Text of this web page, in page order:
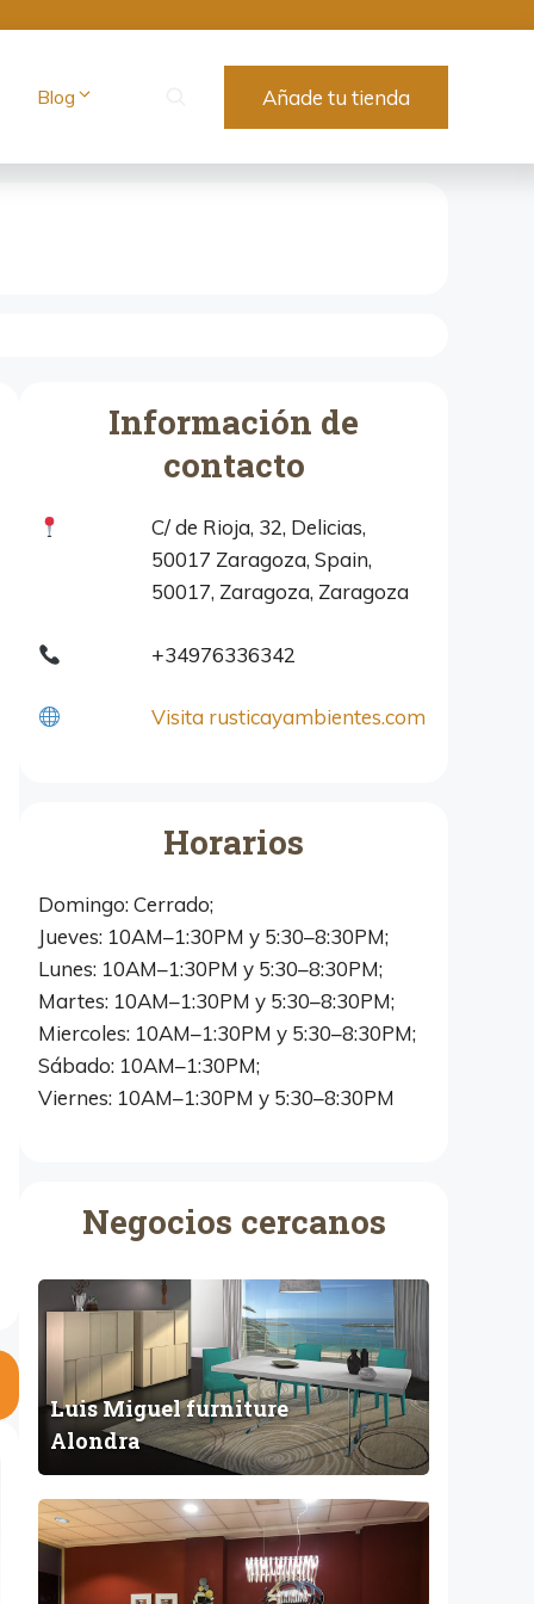
Blog Añade tu tienda
Información de
contacto
C/ de Rioja, 32, Delicias,
50017 Zaragoza, Spain,
50017, Zaragoza, Zaragoza
+34976336342
Visita rusticayambientes.com
Horarios
Domingo: Cerrado;
Jueves: 10AM–1:30PM y 5:30–8:30PM;
Lunes: 10AM–1:30PM y 5:30–8:30PM;
Martes: 10AM–1:30PM y 5:30–8:30PM;
Miercoles: 10AM–1:30PM y 5:30–8:30PM;
Sábado: 10AM–1:30PM;
Viernes: 10AM–1:30PM y 5:30–8:30PM
Negocios cercanos
L
M
g
u
e
f
Luis Miguel furniture
Alondra
C
o
m
e